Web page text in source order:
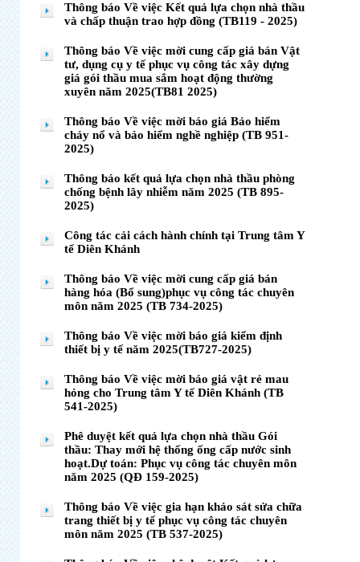
Thông báo Về việc Kết quả lựa chọn nhà thầu
và chấp thuận trao hợp đồng (TB119 - 2025)
Thông báo Về việc mời cung cấp giá bán Vật
tư, dụng cụ y tế phục vụ công tác xây dựng
giá gói thầu mua sắm hoạt động thường
xuyên năm 2025(TB81 2025)
Thông báo Về việc mời báo giá Bảo hiểm
cháy nổ và bảo hiểm nghề nghiệp (TB 951-
2025)
Thông báo kết quả lựa chọn nhà thầu phòng
chống bệnh lây nhiễm năm 2025 (TB 895-
2025)
Công tác cải cách hành chính tại Trung tâm Y
tế Diên Khánh
Thông báo Về việc mời cung cấp giá bán
hàng hóa (Bổ sung)phục vụ công tác chuyên
môn năm 2025 (TB 734-2025)
Thông báo Về việc mời báo giá kiểm định
thiết bị y tế năm 2025(TB727-2025)
Thông báo Về việc mời báo giá vật rẻ mau
hỏng cho Trung tâm Y tế Diên Khánh (TB
541-2025)
Phê duyệt kết quả lựa chọn nhà thầu Gói
thầu: Thay mới hệ thống ống cấp nước sinh
hoạt.Dự toán: Phục vụ công tác chuyên môn
năm 2025 (QĐ 159-2025)
Thông báo Về việc gia hạn khảo sát sửa chữa
trang thiết bị y tế phục vụ công tác chuyên
môn năm 2025 (TB 537-2025)